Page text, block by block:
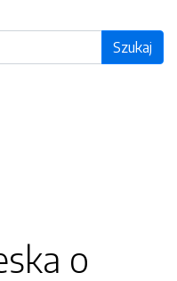
Szukaj
o